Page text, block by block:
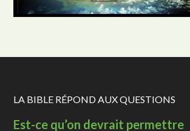
LA BIBLE RÉPOND AUX QUESTIONS
Est-ce qu’on devrait permettre